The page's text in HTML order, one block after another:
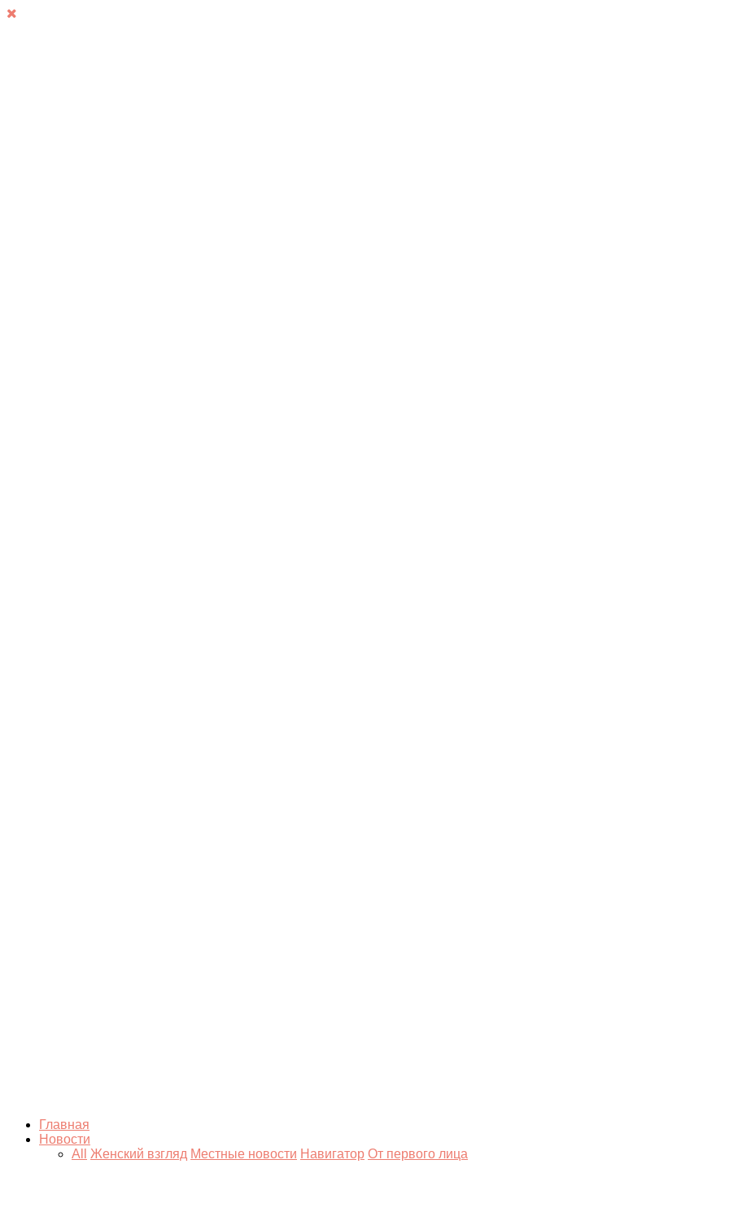
Главная
Новости
All
Женский взгляд Местные новости Навигатор От первого лица